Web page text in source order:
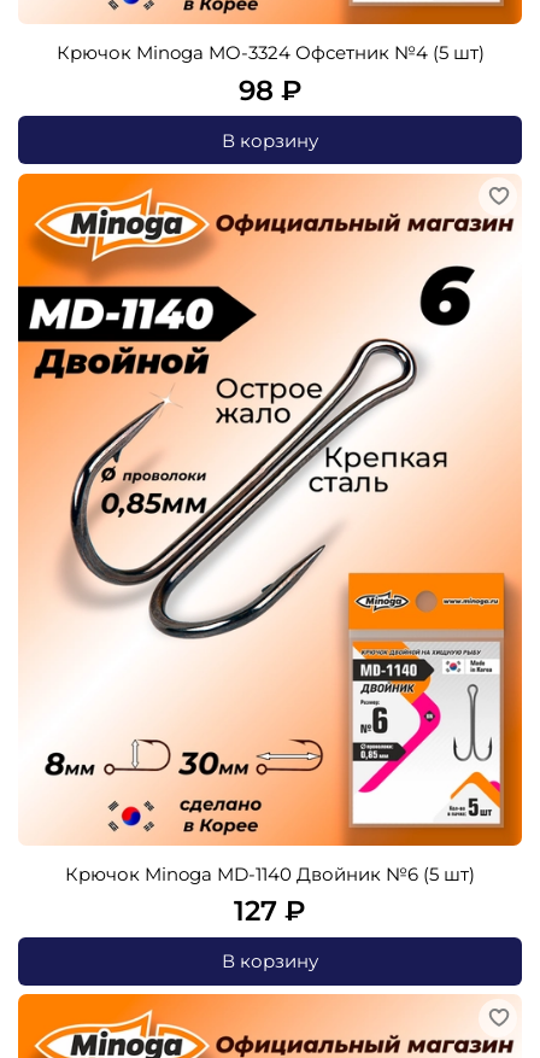
Крючок Minoga MO-3324 Офсетник №4 (5 шт)
98 ₽
В корзину
Крючок Minoga MD-1140 Двойник №6 (5 шт)
127 ₽
В корзину